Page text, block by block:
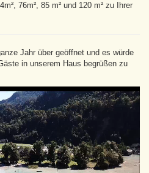
76m², 85 m² und 120 m² zu Ihrer
Jahr über geöffnet und es würde
in unserem Haus begrüßen zu